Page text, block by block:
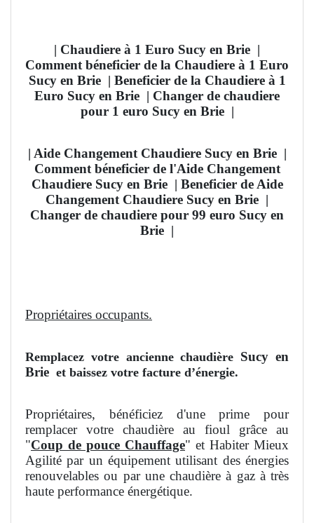
| Chaudiere à 1 Euro Sucy en Brie |
Comment béneficier de la Chaudiere à 1 Euro
Sucy en Brie | Beneficier de la Chaudiere à 1
Euro Sucy en Brie | Changer de chaudiere
pour 1 euro Sucy en Brie |
| Aide Changement Chaudiere Sucy en Brie |
Comment béneficier de l'Aide Changement
Chaudiere Sucy en Brie | Beneficier de Aide
Changement Chaudiere Sucy en Brie |
Changer de chaudiere pour 99 euro Sucy en
Brie |
Propriétaires occupants.
Remplacez votre ancienne chaudière Sucy en
Brie et baissez votre facture d’énergie.
Propriétaires, bénéficiez d'une prime pour
remplacer votre chaudière au fioul grâce au
"Coup de pouce Chauffage" et Habiter Mieux
Agilité par un équipement utilisant des énergies
renouvelables ou par une chaudière à gaz à très
haute performance énergétique.